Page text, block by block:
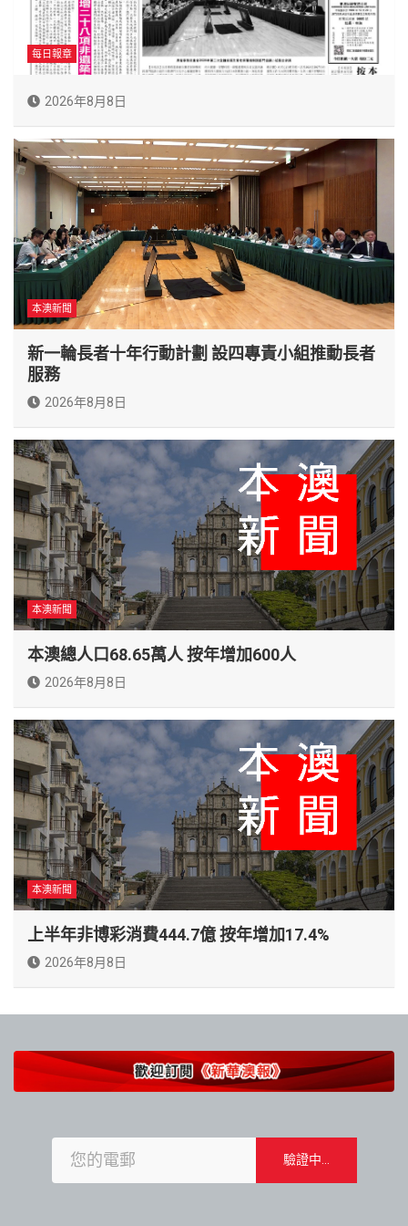
每日報章
2026年8月8日
本澳新聞
新一輪長者十年行動計劃 設四專責小組推動長者
服務
2026年8月8日
本澳新聞
本澳總人口68.65萬人 按年增加600人
2026年8月8日
本澳新聞
上半年非博彩消費444.7億 按年增加17.4%
2026年8月8日